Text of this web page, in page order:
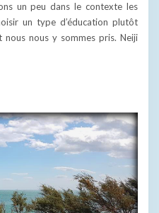
un peu dans le contexte les
un type d’éducation plutôt
nous nous y sommes pris. Neiji